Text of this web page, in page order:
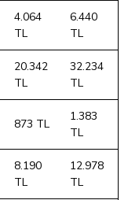
4.064
TL
6.440
TL
20.342
TL
32.234
TL
873 TL
1.383
TL
8.190
TL
12.978
TL